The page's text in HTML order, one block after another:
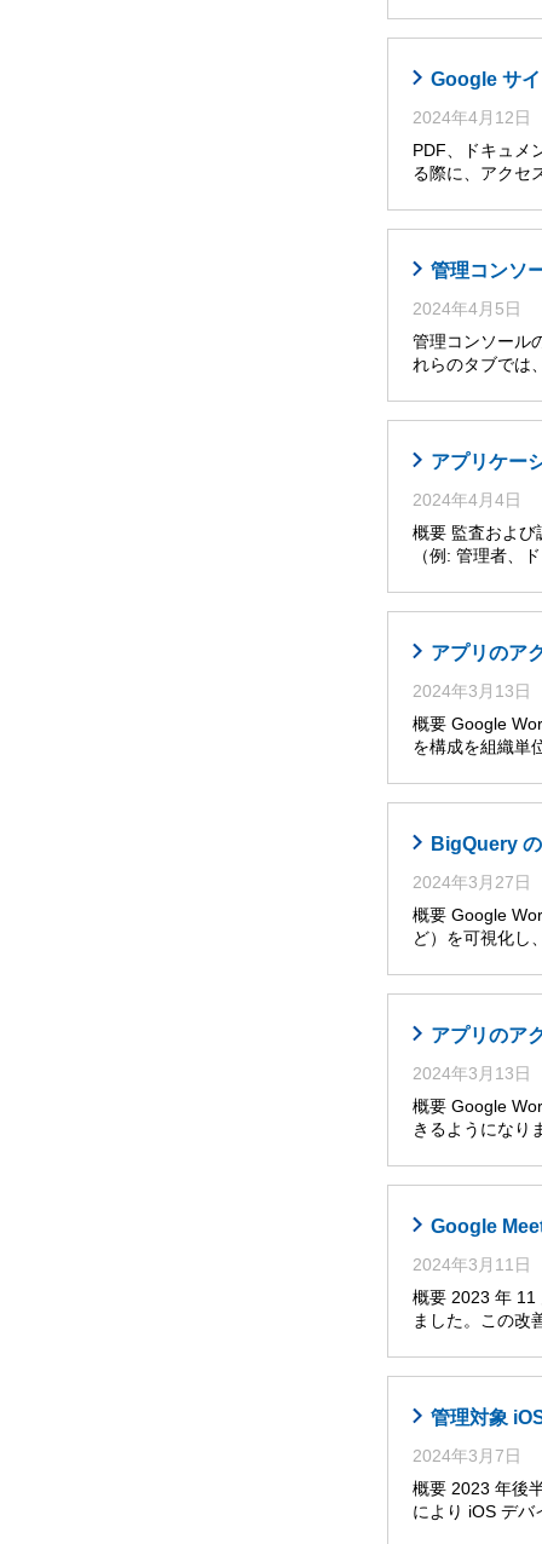
Google サ
2024年4月12日
PDF、ドキュメ
る際に、アクセ
管理コンソ
2024年4月5日
管理コンソール
れらのタブでは
アプリケー
2024年4月4日
概要 監査および
（例: 管理者、
アプリのア
2024年3月13日
概要 Google
を構成を組織単
BigQuery
2024年3月27日
概要 Google
ど）を可視化し
アプリのア
2024年3月13日
概要 Google
きるようになり
Google
2024年3月11日
概要 2023 年
ました。この改
管理対象
2024年3月7日
概要 2023 年後
により iOS デ